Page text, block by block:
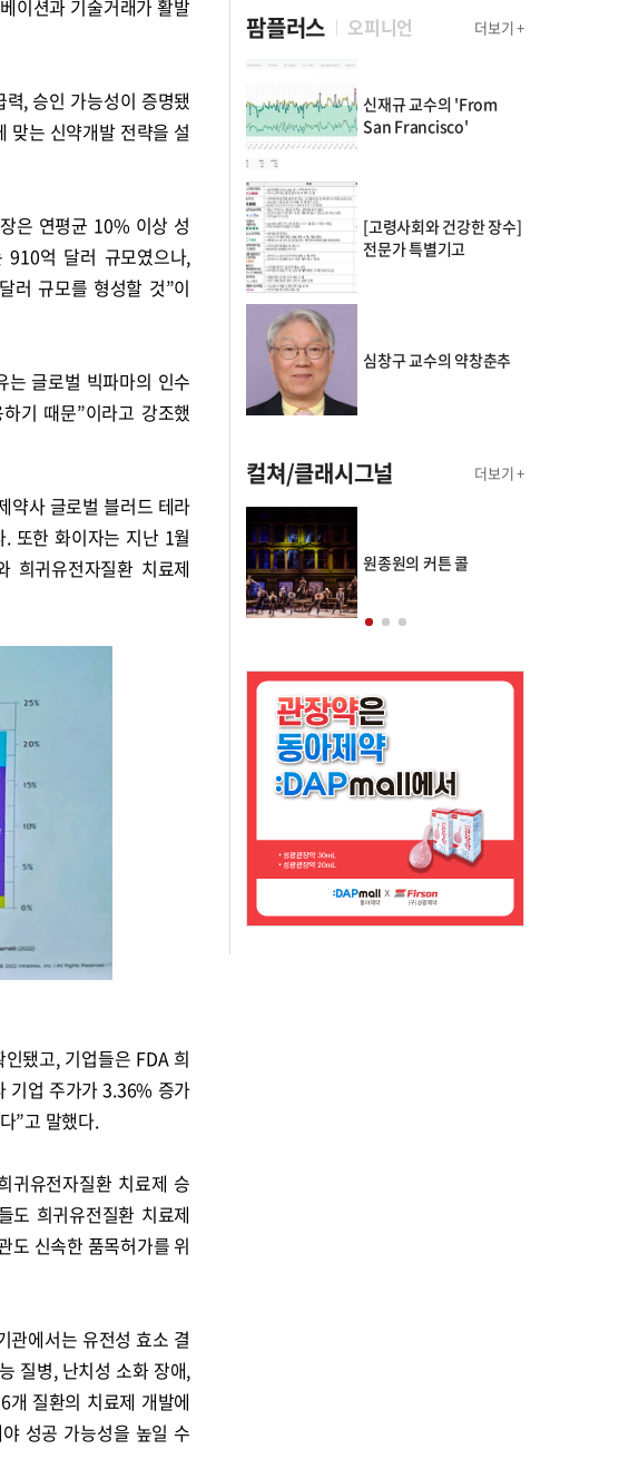
이션과 기술거래가 활발
, 승인 가능성이 증명됐
맞는 신약개발 전략을 설
은 연평균 10% 이상 성
910억 달러 규모였으나,
러 규모를 형성할 것”이
는 글로벌 빅파마의 인수
기 때문”이라고 강조했
약사 글로벌 블러드 테라
또한 화이자는 지난 1월
희귀유전자질환 치료제
됐고, 기업들은 FDA 희
기업 주가가 3.36% 증가
”고 말했다.
귀유전자질환 치료제 승
도 희귀유전질환 치료제
도 신속한 품목허가를 위
관에서는 유전성 효소 결
질병, 난치성 소화 장애,
개 질환의 치료제 개발에
성공 가능성을 높일 수
팜플러스 오피니언 더보기 +
신재규 교수의 'From
San Francisco'
[고령사회와 건강한 장수]
전문가 특별기고
심창구 교수의 약창춘추
컬쳐/클래시그널 더보기 +
박병준의 클래스토리 원종원의 커튼 콜